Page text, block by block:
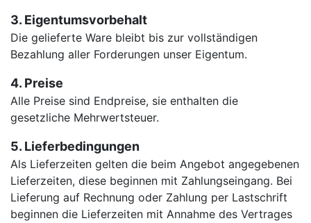
3. Eigentumsvorbehalt
Die gelieferte Ware bleibt bis zur vollständigen
Bezahlung aller Forderungen unser Eigentum.
4. Preise
Alle Preise sind Endpreise, sie enthalten die
gesetzliche Mehrwertsteuer.
5. Lieferbedingungen
Als Lieferzeiten gelten die beim Angebot angegebenen
Lieferzeiten, diese beginnen mit Zahlungseingang. Bei
Lieferung auf Rechnung oder Zahlung per Lastschrift
beginnen die Lieferzeiten mit Annahme des Vertrages